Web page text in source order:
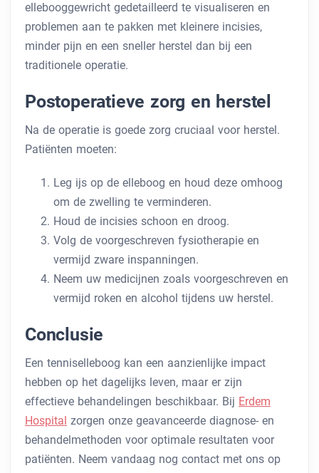
ellebooggewricht gedetailleerd te visualiseren en
problemen aan te pakken met kleinere incisies,
minder pijn en een sneller herstel dan bij een
traditionele operatie.
Postoperatieve zorg en herstel
Na de operatie is goede zorg cruciaal voor herstel.
Patiënten moeten:
Leg ijs op de elleboog en houd deze omhoog
om de zwelling te verminderen.
Houd de incisies schoon en droog.
Volg de voorgeschreven fysiotherapie en
vermijd zware inspanningen.
Neem uw medicijnen zoals voorgeschreven en
vermijd roken en alcohol tijdens uw herstel.
Conclusie
Een tenniselleboog kan een aanzienlijke impact
hebben op het dagelijks leven, maar er zijn
effectieve behandelingen beschikbaar. Bij Erdem
Hospital zorgen onze geavanceerde diagnose- en
behandelmethoden voor optimale resultaten voor
patiënten. Neem vandaag nog contact met ons op